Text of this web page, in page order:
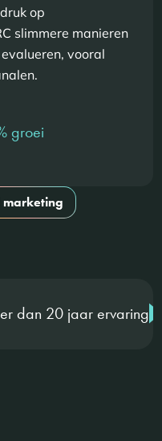
op
slimmere manieren
vooral
groei
dan 20 jaar ervaring